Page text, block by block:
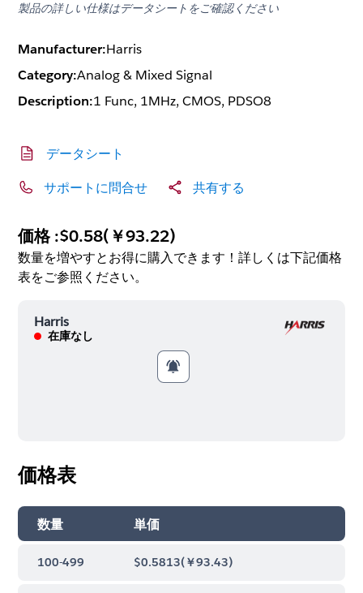
製品の詳しい仕様はデータシートをご確認ください
Manufacturer:Harris
Category:Analog & Mixed Signal
Description:1 Func, 1MHz, CMOS, PDSO8
データシート
サポートに問合せ 共有する
価格 :$0.58(￥93.22)
数量を増やすとお得に購入できます！詳しくは下記価格
表をご参照ください。
Harris
在庫なし
価格表
数量 単価
100-499 $0.5813(￥93.43)